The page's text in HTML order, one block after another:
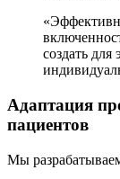
создать
Адаптация
пациентов
Мы